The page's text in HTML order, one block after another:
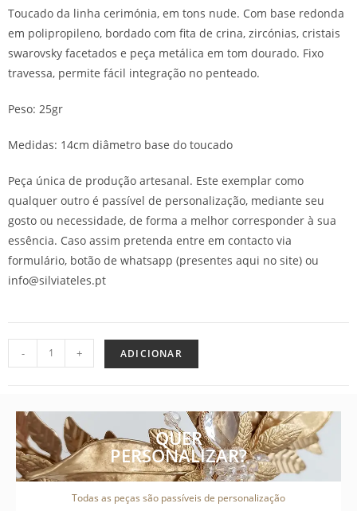
Toucado da linha cerimónia, em tons nude. Com base redonda
em polipropileno, bordado com fita de crina, zircónias, cristais
swarovsky facetados e peça metálica em tom dourado. Fixo
travessa, permite fácil integração no penteado.
Peso: 25gr
Medidas: 14cm diâmetro base do toucado
Peça única de produção artesanal. Este exemplar como
qualquer outro é passível de personalização, mediante seu
gosto ou necessidade, de forma a melhor corresponder à sua
essência. Caso assim pretenda entre em contacto via
formulário, botão de whatsapp (presentes aqui no site) ou
info@silviateles.pt
- + ADICIONAR
QUER
PERSONALIZAR?
Todas as peças são passíveis de personalização